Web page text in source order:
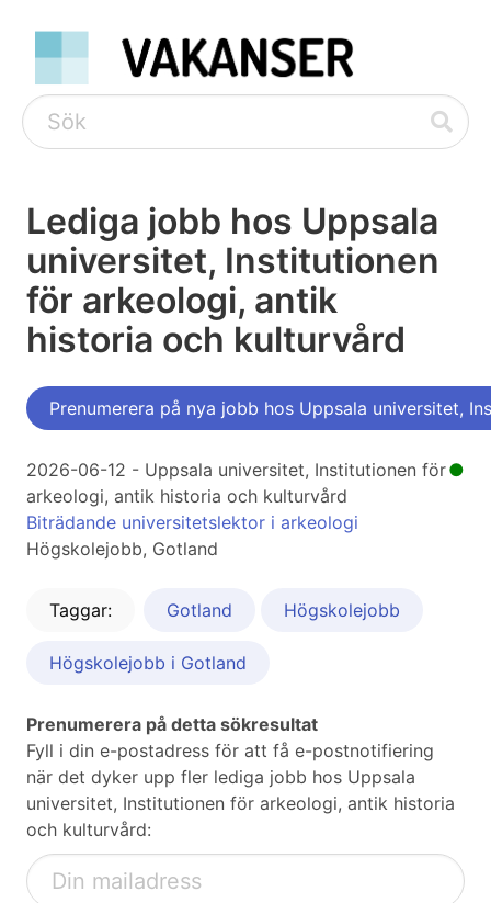
Lediga jobb hos Uppsala
universitet, Institutionen
för arkeologi, antik
historia och kulturvård
Prenumerera på nya jobb hos Uppsala universitet,
●
2026-06-12 - Uppsala universitet, Institutionen för
arkeologi, antik historia och kulturvård
Biträdande universitetslektor i arkeologi
Högskolejobb, Gotland
Taggar: Gotland Högskolejobb
Högskolejobb i Gotland
Prenumerera på detta sökresultat
Fyll i din e-postadress för att få e-postnotifiering
när det dyker upp fler lediga jobb hos Uppsala
universitet, Institutionen för arkeologi, antik historia
och kulturvård: